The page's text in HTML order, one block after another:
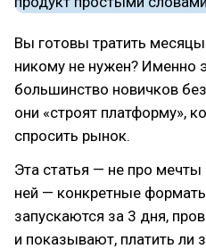
Вы готовы тратить
никому не нужен? Именно
большинство новичков
они «строят платформу»,
спросить рынок.
Эта статья — не про
ней — конкретные
запускаются за 3 дня,
и показывают, платить ли